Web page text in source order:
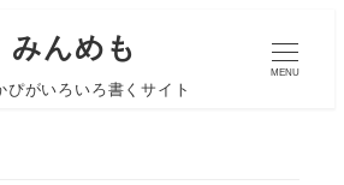
みんめも
ぴがいろいろ書くサイト
MENU